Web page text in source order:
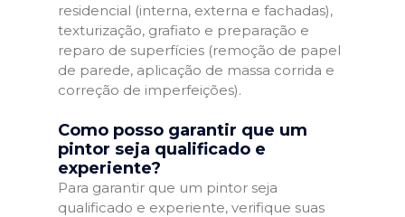
residencial (interna, externa e fachadas),
texturização, grafiato e preparação e
reparo de superfícies (remoção de papel
de parede, aplicação de massa corrida e
correção de imperfeições).
Como posso garantir que um
pintor seja qualificado e
experiente?
Para garantir que um pintor seja
qualificado e experiente, verifique suas